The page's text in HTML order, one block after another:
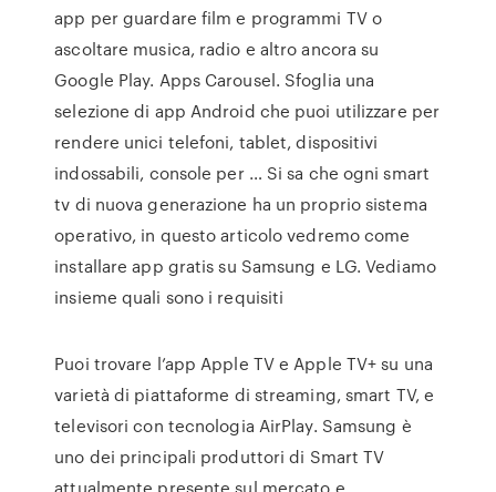
app per guardare film e programmi TV o
ascoltare musica, radio e altro ancora su
Google Play. Apps Carousel. Sfoglia una
selezione di app Android che puoi utilizzare per
rendere unici telefoni, tablet, dispositivi
indossabili, console per … Si sa che ogni smart
tv di nuova generazione ha un proprio sistema
operativo, in questo articolo vedremo come
installare app gratis su Samsung e LG. Vediamo
insieme quali sono i requisiti
Puoi trovare l’app Apple TV e Apple TV+ su una
varietà di piattaforme di streaming, smart TV, e
televisori con tecnologia AirPlay. Samsung è
uno dei principali produttori di Smart TV
attualmente presente sul mercato e